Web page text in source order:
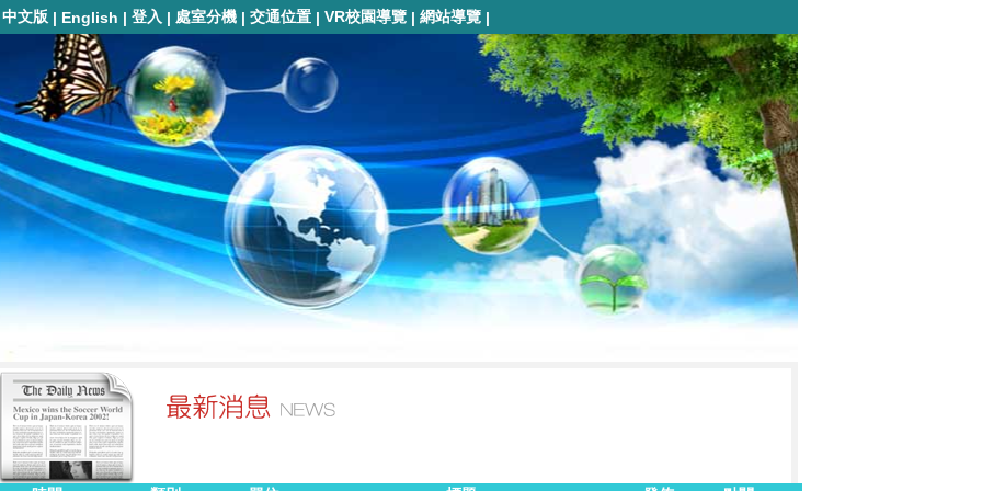
中文版 | English | 登入 | 處室分機| 交通位置| VR校園導覽| 網站導覽|